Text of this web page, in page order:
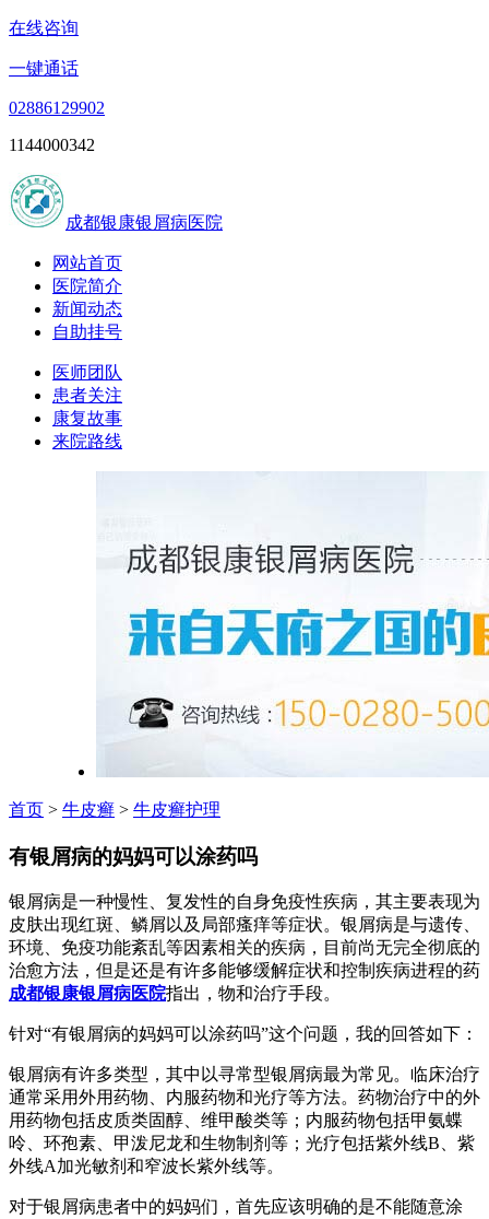
在线咨询
一键通话
02886129902
1144000342
成都银康银屑病医院
网站首页
医院简介
新闻动态
自助挂号
医师团队
患者关注
康复故事
来院路线
首页 > 牛皮癣 > 牛皮癣护理
有银屑病的妈妈可以涂药吗
银屑病是一种慢性、复发性的自身免疫性疾病，其主要表现为
皮肤出现红斑、鳞屑以及局部瘙痒等症状。银屑病是与遗传、
环境、免疫功能紊乱等因素相关的疾病，目前尚无完全彻底的
治愈方法，但是还是有许多能够缓解症状和控制疾病进程的药
成都银康银屑病医院指出，物和治疗手段。
针对“有银屑病的妈妈可以涂药吗”这个问题，我的回答如下：
银屑病有许多类型，其中以寻常型银屑病最为常见。临床治疗
通常采用外用药物、内服药物和光疗等方法。药物治疗中的外
用药物包括皮质类固醇、维甲酸类等；内服药物包括甲氨蝶
呤、环孢素、甲泼尼龙和生物制剂等；光疗包括紫外线B、紫
外线A加光敏剂和窄波长紫外线等。
对于银屑病患者中的妈妈们，首先应该明确的是不能随意涂